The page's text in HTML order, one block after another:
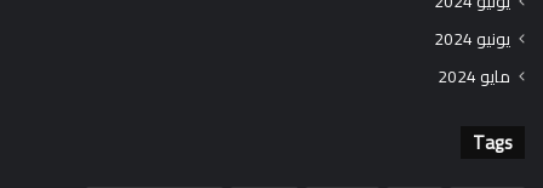
يونيو 2024
مايو 2024
Tags